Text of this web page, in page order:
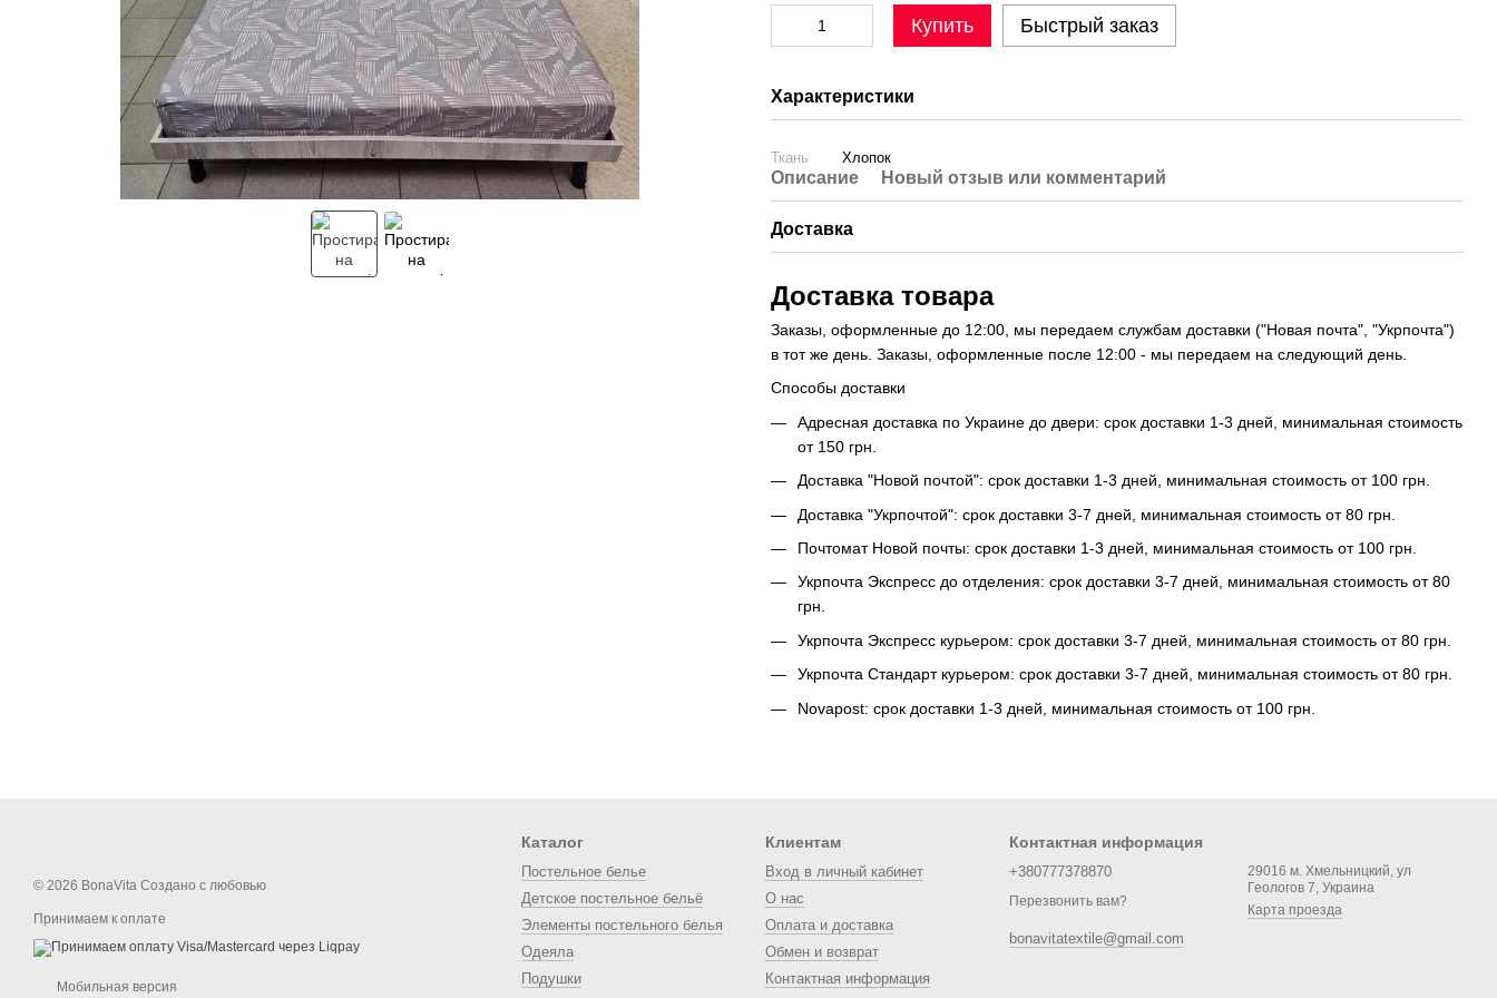
Купить Быстрый заказ
Характеристики
Ткань Хлопок
Описание Новый отзыв или комментарий
Доставка
Доставка товара
Заказы, оформленные до 12:00, мы передаем службам доставки ("Новая почта", "Укрпочта")
в тот же день. Заказы, оформленные после 12:00 - мы передаем на следующий день.
Способы доставки
Адресная доставка по Украине до двери: срок доставки 1-3 дней, минимальная стоимость
от 150 грн.
Доставка "Новой почтой": срок доставки 1-3 дней, минимальная стоимость от 100 грн.
Доставка "Укрпочтой": срок доставки 3-7 дней, минимальная стоимость от 80 грн.
Почтомат Новой почты: срок доставки 1-3 дней, минимальная стоимость от 100 грн.
Укрпочта Экспресс до отделения: срок доставки 3-7 дней, минимальная стоимость от 80
грн.
Укрпочта Экспресс курьером: срок доставки 3-7 дней, минимальная стоимость от 80 грн.
Укрпочта Стандарт курьером: срок доставки 3-7 дней, минимальная стоимость от 80 грн.
Novapost: срок доставки 1-3 дней, минимальная стоимость от 100 грн.
© 2026 BonaVita Создано с любовью
Принимаем к оплате
Мобильная версия
Каталог
Постельное белье
Детское постельное бельё
Элементы постельного белья
Одеяла
Подушки
Клиентам
Вход в личный кабинет
О нас
Оплата и доставка
Обмен и возврат
Контактная информация
Контактная информация
+380777378870
Перезвонить вам?
bonavitatextile@gmail.com
29016 м. Хмельницкий, ул
Геологов 7, Украина
Карта проезда